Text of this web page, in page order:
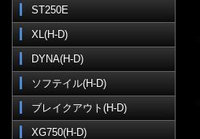
ST250E
XL(H-D)
DYNA(H-D)
ソフテイル(H-D)
ブレイクアウト(H-D)
XG750(H-D)